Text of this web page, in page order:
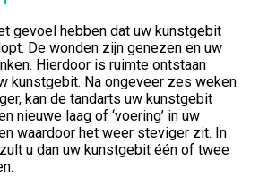
gevoel hebben dat uw kunstgebit
De wonden zijn genezen en uw
Hierdoor is ruimte ontstaan
kunstgebit. Na ongeveer zes weken
kan de tandarts uw kunstgebit
nieuwe laag of ‘voering’ in uw
waardoor het weer steviger zit. In
u dan uw kunstgebit één of twee